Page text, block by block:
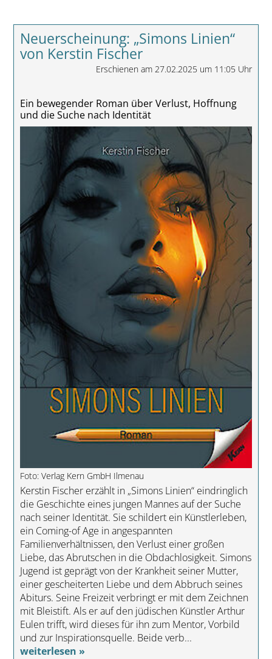
Neuerscheinung: „Simons Linien“
von Kerstin Fischer
Erschienen am 27.02.2025 um 11:05 Uhr
Ein bewegender Roman über Verlust, Hoffnung
und die Suche nach Identität
Foto: Verlag Kern GmbH Ilmenau
Kerstin Fischer erzählt in „Simons Linien“ eindringlich
die Geschichte eines jungen Mannes auf der Suche
nach seiner Identität. Sie schildert ein Künstlerleben,
ein Coming-of Age in angespannten
Familienverhältnissen, den Verlust einer großen
Liebe, das Abrutschen in die Obdachlosigkeit. Simons
Jugend ist geprägt von der Krankheit seiner Mutter,
einer gescheiterten Liebe und dem Abbruch seines
Abiturs. Seine Freizeit verbringt er mit dem Zeichnen
mit Bleistift. Als er auf den jüdischen Künstler Arthur
Eulen trifft, wird dieses für ihn zum Mentor, Vorbild
und zur Inspirationsquelle. Beide verb...
weiterlesen »